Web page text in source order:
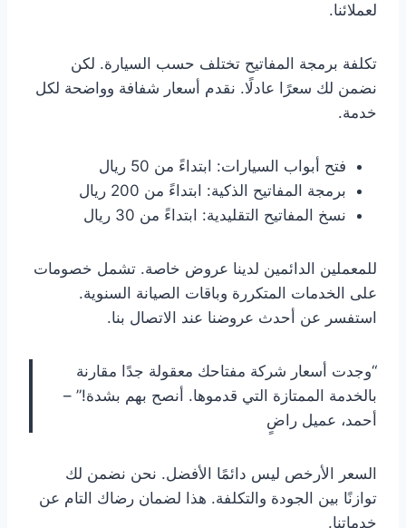
لعملائنا.
تكلفة برمجة المفاتيح تختلف حسب السيارة. لكن
نضمن لك سعرًا عادلًا. نقدم أسعار شفافة وواضحة لكل
خدمة.
فتح أبواب السيارات: ابتداءً من 50 ريال
برمجة المفاتيح الذكية: ابتداءً من 200 ريال
نسخ المفاتيح التقليدية: ابتداءً من 30 ريال
للمعملين الدائمين لدينا عروض خاصة. تشمل خصومات
على الخدمات المتكررة وباقات الصيانة السنوية.
استفسر عن أحدث عروضنا عند الاتصال بنا.
“وجدت أسعار شركة مفتاحك معقولة جدًا مقارنة
بالخدمة الممتازة التي قدموها. أنصح بهم بشدة!” –
أحمد، عميل راضٍ
السعر الأرخص ليس دائمًا الأفضل. نحن نضمن لك
توازنًا بين الجودة والتكلفة. هذا لضمان رضاك التام عن
خدماتنا.